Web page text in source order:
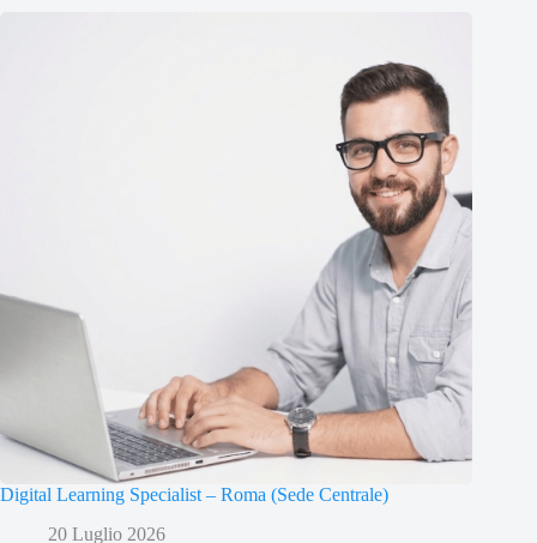
Digital Learning Specialist – Roma (Sede Centrale)
20 Luglio 2026